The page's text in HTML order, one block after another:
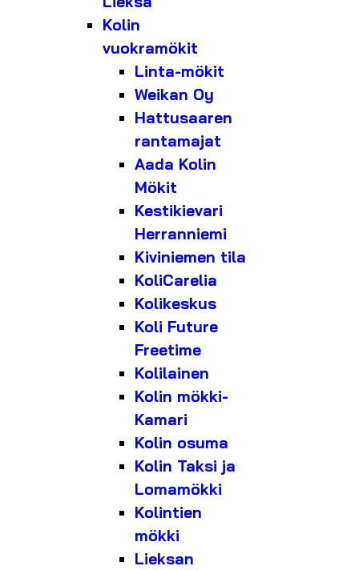
Kolin
vuokramökit
Linta-mökit
Weikan Oy
Hattusaaren
rantamajat
Aada Kolin
Mökit
Kestikievari
Herranniemi
Kiviniemen tila
KoliCarelia
Kolikeskus
Koli Future
Freetime
Kolilainen
Kolin mökki-
Kamari
Kolin osuma
Kolin Taksi ja
Lomamökki
Kolintien
mökki
Lieksan